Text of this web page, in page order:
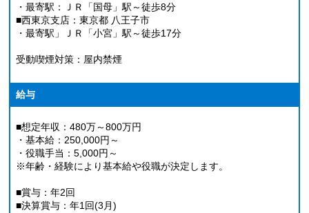
・最寄駅：ＪＲ「国母」駅～徒歩8分
■西東京支店：東京都 八王子市
・最寄駅」ＪＲ「小宮」駅～徒歩17分
受動喫煙対策：屋内禁煙
給与
■想定年収：480万～800万円
・基本給：250,000円～
・役職手当：5,000円～
※年齢・経験により基本給や役職が決定します。
■賞与：年2回
■決算賞与：年1回(3月)